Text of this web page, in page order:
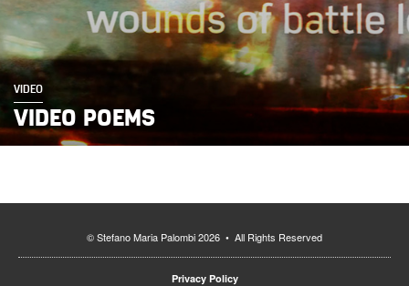
VIDEO
VIDEO POEMS
© Stefano Maria Palombi 2026 • All Rights Reserved
Privacy Policy